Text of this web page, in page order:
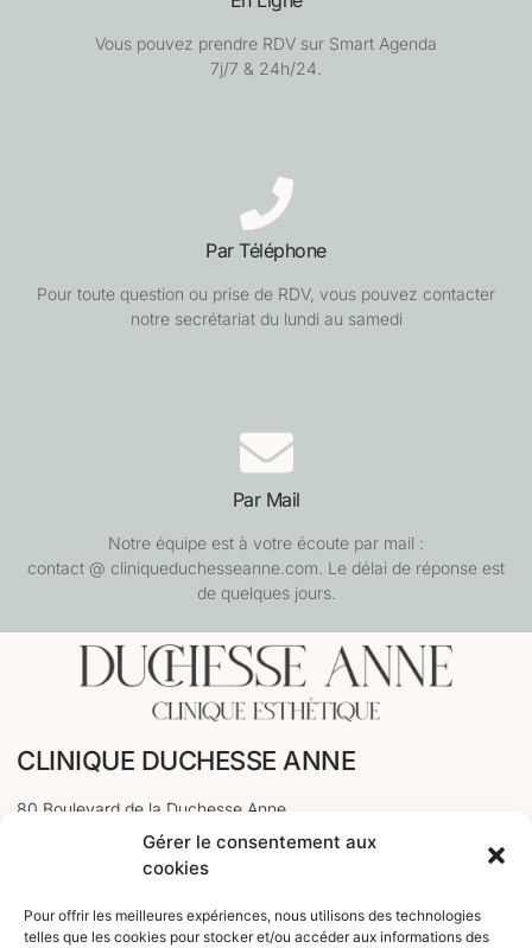
Gérer le consentement aux
cookies
Pour offrir les meilleures expériences, nous utilisons des technologies
telles que les cookies pour stocker et/ou accéder aux informations des
Vous pouvez prendre RDV sur Smart Agenda
7j/7 & 24h/24.
Par Téléphone
Pour toute question ou prise de RDV, vous pouvez contacter
notre secrétariat du lundi au samedi
Par Mail
Notre équipe est à votre écoute par mail :
contact @ cliniqueduchesseanne.com. Le délai de réponse est
de quelques jours.
CLINIQUE DUCHESSE ANNE
80 Boulevard de la Duchesse Anne
PRENDRE RDV EN LIGNE